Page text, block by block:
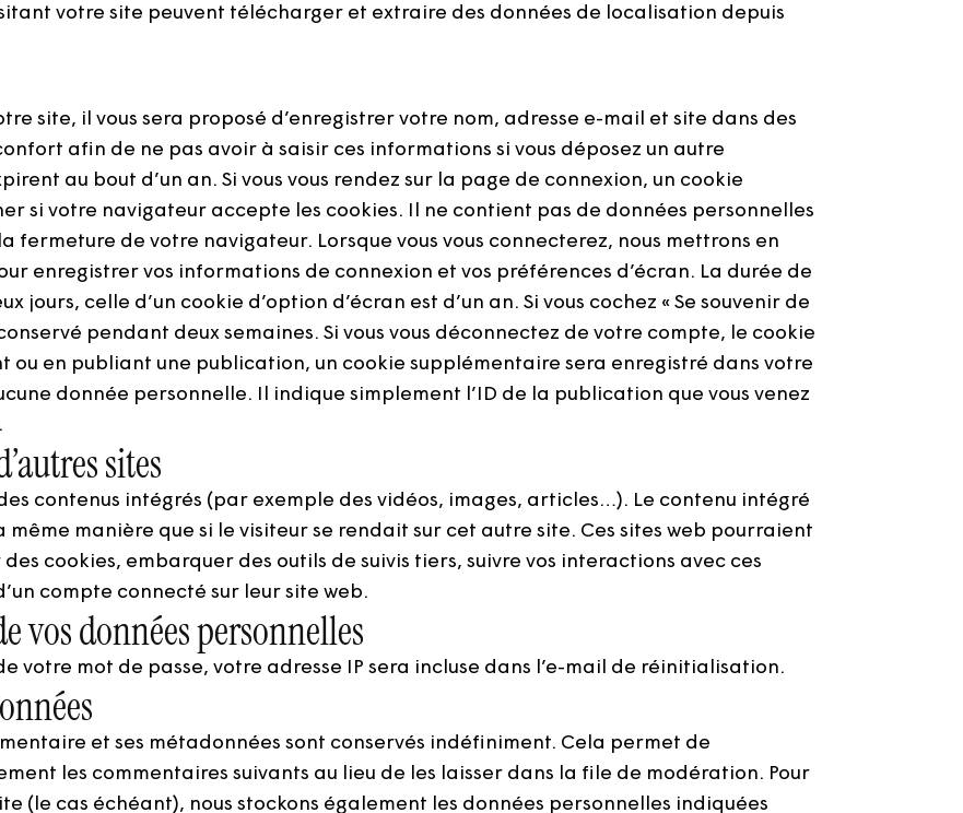
votre site peuvent télécharger et extraire des données de localisation depuis
site, il vous sera proposé d’enregistrer votre nom, adresse e-mail et site dans des
afin de ne pas avoir à saisir ces informations si vous déposez un autre
au bout d’un an. Si vous vous rendez sur la page de connexion, un cookie
si votre navigateur accepte les cookies. Il ne contient pas de données personnelles
fermeture de votre navigateur. Lorsque vous vous connecterez, nous mettrons en
enregistrer vos informations de connexion et vos préférences d’écran. La durée de
jours, celle d’un cookie d’option d’écran est d’un an. Si vous cochez « Se souvenir de
pendant deux semaines. Si vous vous déconnectez de votre compte, le cookie
ou en publiant une publication, un cookie supplémentaire sera enregistré dans votre
donnée personnelle. Il indique simplement l’ID de la publication que vous venez
sites
contenus intégrés (par exemple des vidéos, images, articles…). Le contenu intégré
même manière que si le visiteur se rendait sur cet autre site. Ces sites web pourraient
cookies, embarquer des outils de suivis tiers, suivre vos interactions avec ces
compte connecté sur leur site web.
vos données personnelles
votre mot de passe, votre adresse IP sera incluse dans l’e-mail de réinitialisation.
et ses métadonnées sont conservés indéfiniment. Cela permet de
les commentaires suivants au lieu de les laisser dans la file de modération. Pour
(le cas échéant), nous stockons également les données personnelles indiquées